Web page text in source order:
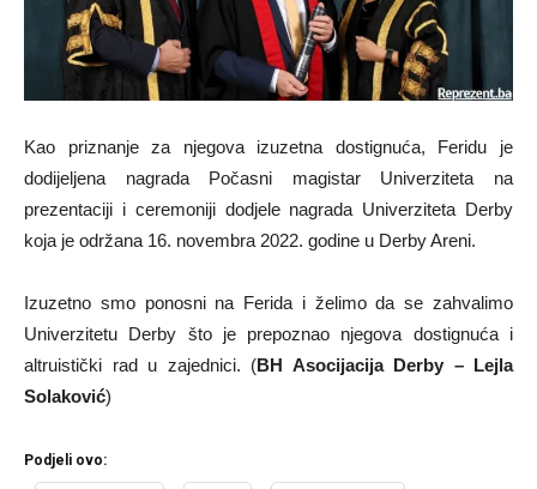
Kao priznanje za njegova izuzetna dostignuća, Feridu je
dodijeljena nagrada Počasni magistar Univerziteta na
prezentaciji i ceremoniji dodjele nagrada Univerziteta Derby
koja je održana 16. novembra 2022. godine u Derby Areni.
Izuzetno smo ponosni na Ferida i želimo da se zahvalimo
Univerzitetu Derby što je prepoznao njegova dostignuća i
altruistički rad u zajednici. (BH Asocijacija Derby – Lejla
Solaković)
Podjeli ovo: